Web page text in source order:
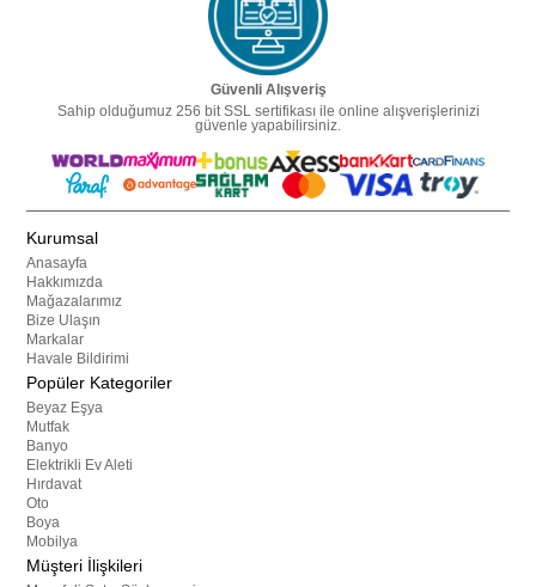
Güvenli Alışveriş
Sahip olduğumuz 256 bit SSL sertifikası ile online alışverişlerinizi
güvenle yapabilirsiniz.
Kurumsal
Anasayfa
Hakkımızda
Mağazalarımız
Bize Ulaşın
Markalar
Havale Bildirimi
Popüler Kategoriler
Beyaz Eşya
Mutfak
Banyo
Elektrikli Ev Aleti
Hırdavat
Oto
Boya
Mobilya
Müşteri İlişkileri